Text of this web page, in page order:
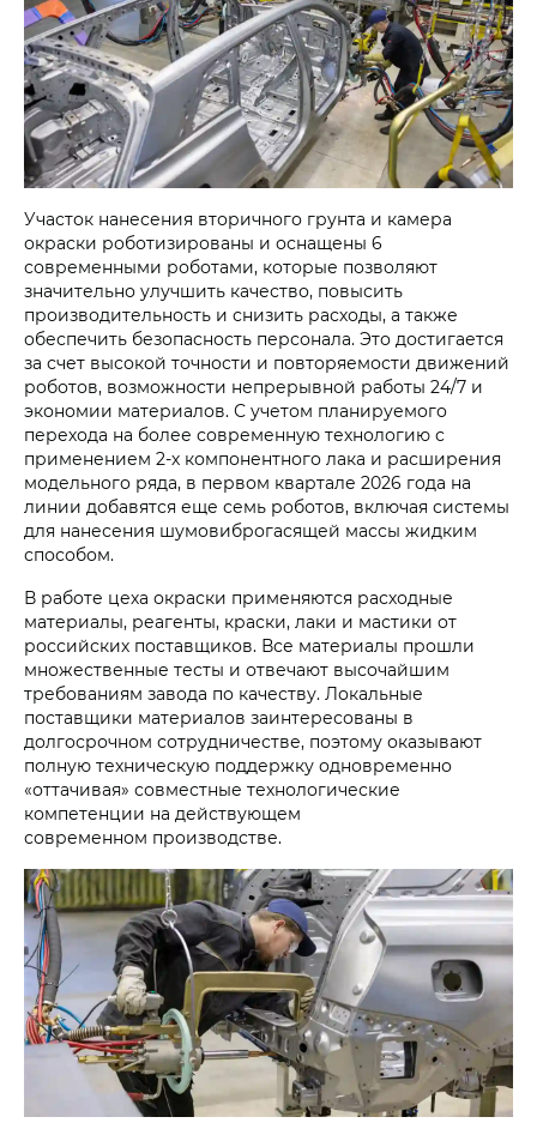
Участок нанесения вторичного грунта и камера
окраски роботизированы и оснащены 6
современными роботами, которые позволяют
значительно улучшить качество, повысить
производительность и снизить расходы, а также
обеспечить безопасность персонала. Это достигается
за счет высокой точности и повторяемости движений
роботов, возможности непрерывной работы 24/7 и
экономии материалов. С учетом планируемого
перехода на более современную технологию с
применением 2-х компонентного лака и расширения
модельного ряда, в первом квартале 2026 года на
линии добавятся еще семь роботов, включая системы
для нанесения шумовиброгасящей массы жидким
способом.
В работе цеха окраски применяются расходные
материалы, реагенты, краски, лаки и мастики от
российских поставщиков. Все материалы прошли
множественные тесты и отвечают высочайшим
требованиям завода по качеству. Локальные
поставщики материалов заинтересованы в
долгосрочном сотрудничестве, поэтому оказывают
полную техническую поддержку одновременно
«оттачивая» совместные технологические
компетенции на действующем
современном производстве.